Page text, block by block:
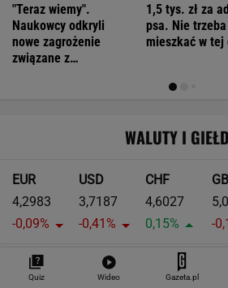
"Teraz wiemy".
Naukowcy odkryli
nowe zagrożenie
związane z
1,5 tys. zł za
psa. Nie
mieszkać w tej
WALUTY I
EUR
4,2983
-0,09%
USD
3,7187
-0,41%
CHF
4,6027
0,15%
-
SPRAWDŹ NOTOWANIA
Quiz Wideo Gazeta.pl